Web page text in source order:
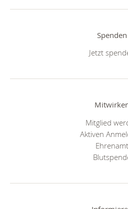
Spenden
Jetzt
Mitglied
Aktiven
Ehrenamt